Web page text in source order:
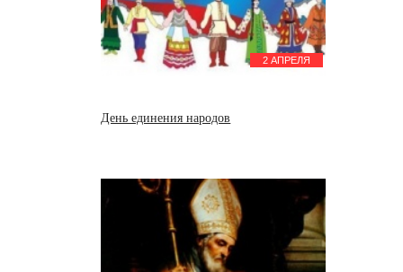
2 АПРЕЛЯ
День единения народов